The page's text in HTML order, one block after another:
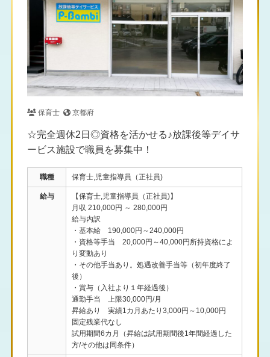
保育士 京都府
☆完全週休2日◎資格を活かせる♪放課後等デイサ
ービス施設で職員を募集中！
職種 保育士,児童指導員（正社員)
給与
【保育士,児童指導員（正社員)】
月収 210,000円 ～ 280,000円
給与内訳
・基本給 190,000円～240,000円
・資格等手当 20,000円～40,000円所持資格によ
り変動あり
・その他手当あり。処遇改善手当等（初年度終了
後）
・賞与（入社より１年経過後）
通勤手当 上限30,000円/月
昇給あり 実績1カ月あたり3,000円～10,000円
固定残業代なし
試用期間6カ月（昇給は試用期間後1年間経過した
方/その他は同条件）